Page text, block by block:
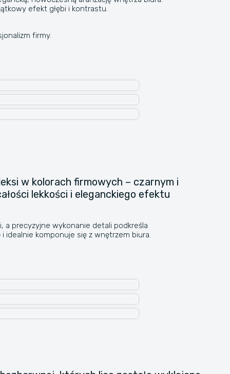
efekt głębi i kontrastu.
firmy.
w kolorach firmowych – czarnym i
lekkości i eleganckiego efektu
a precyzyjne wykonanie detali podkreśla
komponuje się z wnętrzem biura.